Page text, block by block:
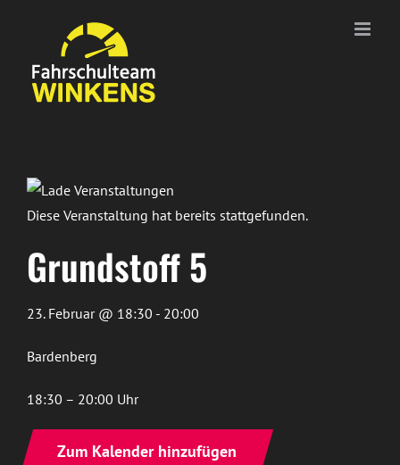
springen
Diese Veranstaltung hat bereits stattgefunden.
Grundstoff 5
23. Februar @ 18:30 - 20:00
Bardenberg
18:30 – 20:00 Uhr
Zum Kalender hinzufügen